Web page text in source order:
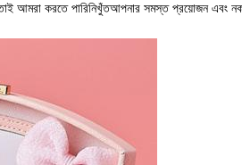
আমরা করতে পারিনিখুঁতআপনার সমস্ত প্রয়োজন এবং